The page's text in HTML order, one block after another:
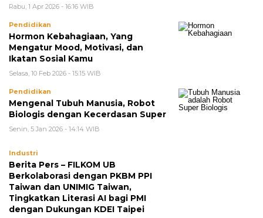
Rabu, 1 Apr 2026 - 16:16 WIB
Pendidikan
Hormon Kebahagiaan, Yang
Mengatur Mood, Motivasi, dan
Ikatan Sosial Kamu
Selasa, 10 Feb 2026 - 15:15 WIB
Pendidikan
Mengenal Tubuh Manusia, Robot
Biologis dengan Kecerdasan Super
Senin, 5 Jan 2026 - 14:14 WIB
Industri
Berita Pers – FILKOM UB
Berkolaborasi dengan PKBM PPI
Taiwan dan UNIMIG Taiwan,
Tingkatkan Literasi AI bagi PMI
dengan Dukungan KDEI Taipei